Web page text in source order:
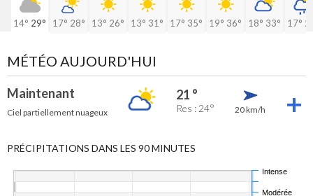
14° 29° 17° 28° 13° 26° 13° 31° 17° 35° 19° 36° 18° 33° 17°
MÉTÉO AUJOURD'HUI
Maintenant
Ciel partiellement nuageux
21 °
Res : 24° 20 km/h
PRÉCIPITATIONS DANS LES 90 MINUTES
Modérée
Intense